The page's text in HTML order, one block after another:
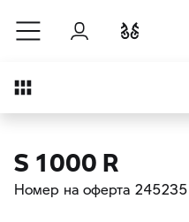
Към основното съдържание
Вход
Преглед
S 1000 R
Номер на оферта 245235